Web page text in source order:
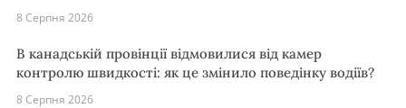
8 Серпня 2026
В канадській провінції відмовилися від камер
контролю швидкості: як це змінило поведінку водіїв?
8 Серпня 2026